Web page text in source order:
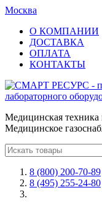
Москва
О КОМПАНИИ
ДОСТАВКА
ОПЛАТА
КОНТАКТЫ
Медицинская техника
Медицинское
8 (800) 200-70-89
8 (495) 255-24-80